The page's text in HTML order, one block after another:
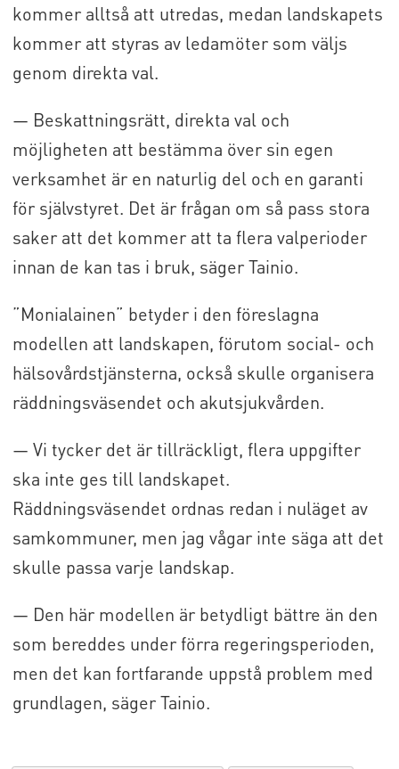
kommer alltså att utredas, medan landskapets
kommer att styras av ledamöter som väljs
genom direkta val.
— Beskattningsrätt, direkta val och
möjligheten att bestämma över sin egen
verksamhet är en naturlig del och en garanti
för självstyret. Det är frågan om så pass stora
saker att det kommer att ta flera valperioder
innan de kan tas i bruk, säger Tainio.
”Monialainen” betyder i den föreslagna
modellen att landskapen, förutom social- och
hälsovårdstjänsterna, också skulle organisera
räddningsväsendet och akutsjukvården.
— Vi tycker det är tillräckligt, flera uppgifter
ska inte ges till landskapet.
Räddningsväsendet ordnas redan i nuläget av
samkommuner, men jag vågar inte säga att det
skulle passa varje landskap.
— Den här modellen är betydligt bättre än den
som bereddes under förra regeringsperioden,
men det kan fortfarande uppstå problem med
grundlagen, säger Tainio.